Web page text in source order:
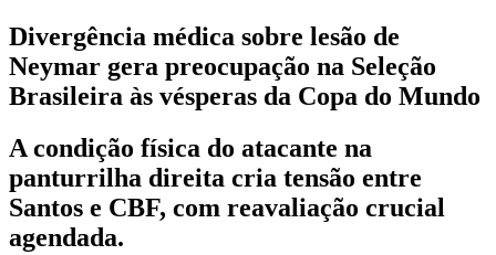
Divergência médica sobre lesão de
Neymar gera preocupação na Seleção
Brasileira às vésperas da Copa do Mundo
A condição física do atacante na
panturrilha direita cria tensão entre
Santos e CBF, com reavaliação crucial
agendada.